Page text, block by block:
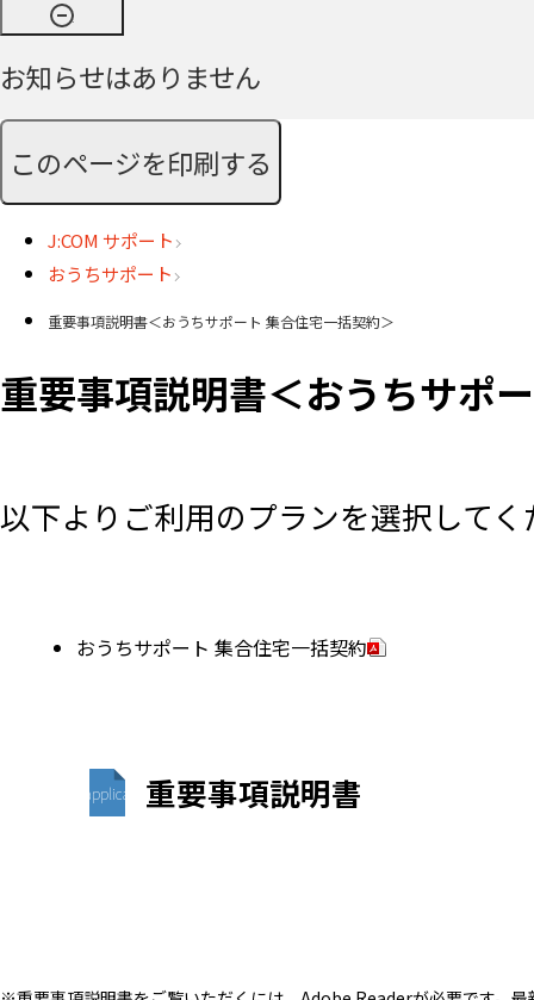
お知らせはありません
このページを印刷する
J:COM サポート
おうちサポート
重要事項説明書＜おうちサポート 集合住宅一括契約＞
重要事項説明書＜おうちサポ
以下よりご利用のプランを選択して
おうちサポート 集合住宅一括契約
application/pdf重要事項説明書